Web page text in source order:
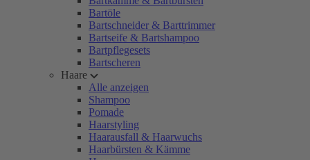
Bartöle
Bartschneider & Barttrimmer
Bartseife & Bartshampoo
Bartpflegesets
Bartscheren
Haare
Alle anzeigen
Shampoo
Pomade
Haarstyling
Haarausfall & Haarwuchs
Haarbürsten & Kämme